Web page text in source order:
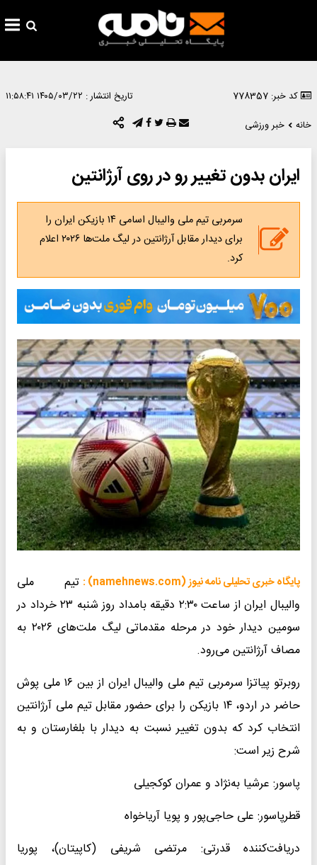
کد خبر: 778357 تاریخ انتشار : ۱۴۰۵/۰۳/۲۲ ۱۱:۵۸:۴۱
خانه
خبر ورزشی
ایران بدون تغییر رو در روی آرژانتین
سرمربی تیم ملی والیبال اسامی ۱۴ بازیکن ایران را
برای دیدار مقابل آرژانتین در لیگ ملت‌ها ۲۰۲۶ اعلام
کرد.
پایگاه خبری تحلیلی نامه نیوز (namehnews.com) :
تیم ملی
والیبال ایران از ساعت ۲:۳۰ دقیقه بامداد روز شنبه ۲۳ خرداد در
سومین دیدار خود در مرحله مقدماتی لیگ ملت‌های ۲۰۲۶ به
مصاف آرژانتین می‌رود.
روبرتو پیاتزا سرمربی تیم ملی والیبال ایران از بین ۱۶ ملی پوش
حاضر در اردو، ۱۴ بازیکن را برای حضور مقابل تیم ملی آرژانتین
انتخاب کرد که بدون تغییر نسبت به دیدار با بلغارستان و به
شرح زیر است:
پاسور: عرشیا به‌نژاد و عمران کوکجیلی
قطرپاسور: علی حاجی‌پور و پویا آریاخواه
دریافت‌کننده قدرتی: مرتضی شریفی (کاپیتان)، پوریا